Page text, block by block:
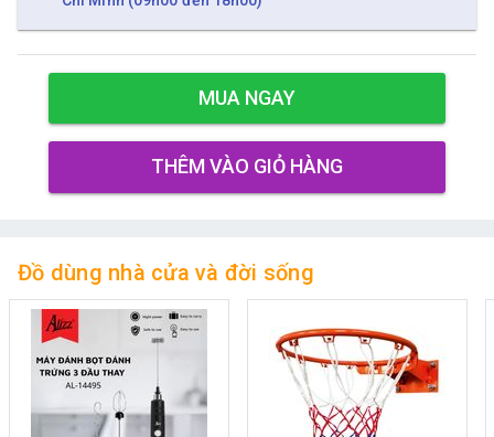
MUA NGAY
THÊM VÀO GIỎ HÀNG
Đồ dùng nhà cửa và đời sống